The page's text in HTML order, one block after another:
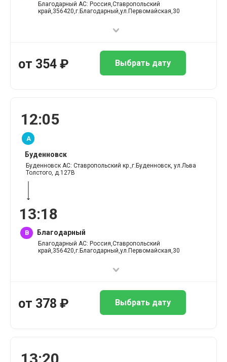
Благодарный АС: Россия,Ставропольский
край,356420,г.Благодарный,ул.Первомайская,30
от 354 ₽ Выбрать дату
12:05
A
Буденновск
Буденновск АС: Ставропольский кр.,г.Буденновск, ул.Льва
Толстого, д.127В
13:18
B Благодарный
Благодарный АС: Россия,Ставропольский
край,356420,г.Благодарный,ул.Первомайская,30
от 378 ₽ Выбрать дату